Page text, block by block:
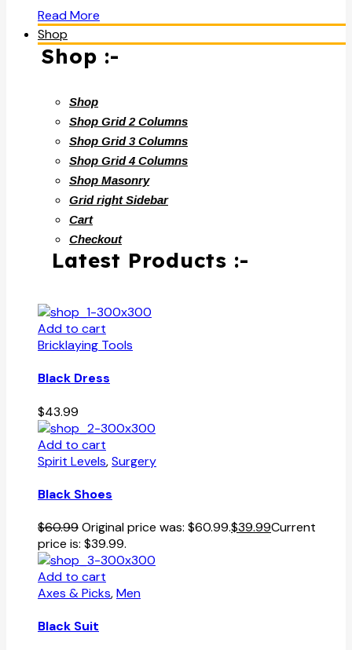
Read More
Shop
Shop :-
Shop
Shop Grid 2 Columns
Shop Grid 3 Columns
Shop Grid 4 Columns
Shop Masonry
Grid right Sidebar
Cart
Checkout
Latest Products :-
Add to cart
Bricklaying Tools
Black Dress
$43.99
Add to cart
Spirit Levels,Surgery
Black Shoes
$60.99Original price was: $60.99.$39.99Current
price is: $39.99.
Add to cart
Axes & Picks,Men
Black Suit